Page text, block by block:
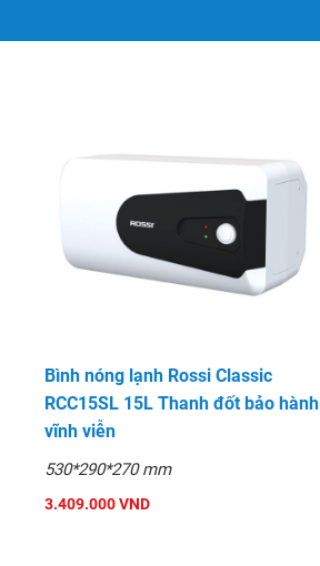
Bình nóng lạnh Rossi Classic
RCC15SL 15L Thanh đốt bảo hành
vĩnh viễn
530*290*270 mm
3.409.000 VND